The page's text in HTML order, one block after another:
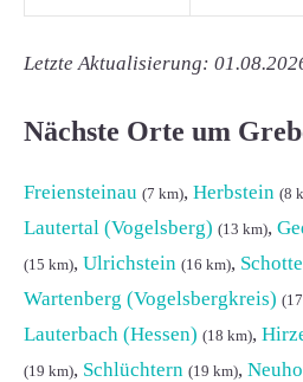
Letzte Aktualisierung:
Nächste Orte um
Freiensteinau (7 km), Herbstein (8
Lautertal (Vogelsberg) (13 km),
(15 km), Ulrichstein (16 km),
Wartenberg (Vogelsbergkreis)
Lauterbach (Hessen) (18 km),
(19 km), Schlüchtern (19 km),